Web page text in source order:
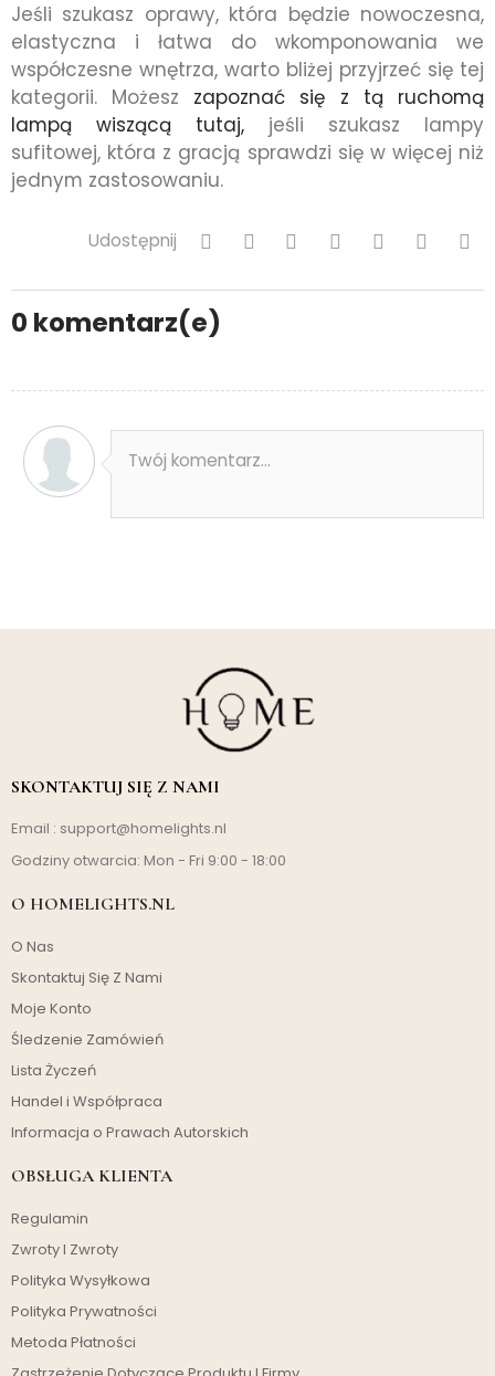
Jeśli szukasz oprawy, która będzie nowoczesna,
elastyczna i łatwa do wkomponowania we
współczesne wnętrza, warto bliżej przyjrzeć się tej
kategorii. Możesz zapoznać się z tą ruchomą
lampą wiszącą tutaj, jeśli szukasz lampy
sufitowej, która z gracją sprawdzi się w więcej niż
jednym zastosowaniu.
Udostępnij
0 komentarz(e)
Twój komentarz...
SKONTAKTUJ SIĘ Z NAMI
Email : support@homelights.nl
Godziny otwarcia: Mon - Fri 9:00 - 18:00
O HOMELIGHTS.NL
O Nas
Skontaktuj Się Z Nami
Moje Konto
Śledzenie Zamówień
Lista Życzeń
Handel i Współpraca
Informacja o Prawach Autorskich
OBSŁUGA KLIENTA
Regulamin
Zwroty I Zwroty
Polityka Wysyłkowa
Polityka Prywatności
Metoda Płatności